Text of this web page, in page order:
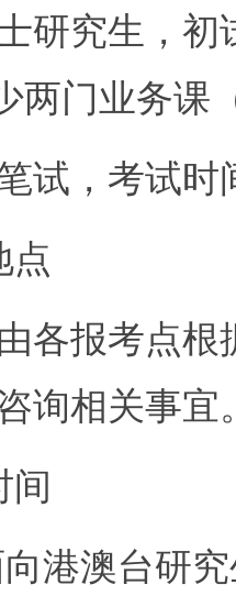
研究生，
两门业务课
试，考试时
点
各报考点根
询相关事宜
间
港澳台研